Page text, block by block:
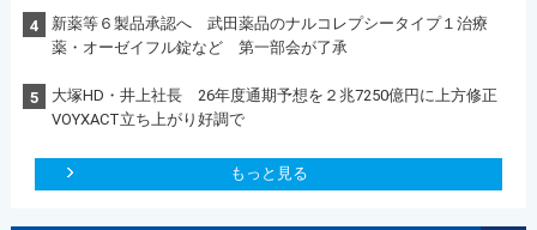
4
新薬等６製品承認へ 武田薬品のナルコレプシータイプ１治療
薬・オーゼイフル錠など 第一部会が了承
5
大塚HD・井上社長 26年度通期予想を２兆7250億円に上方修正
VOYXACT立ち上がり好調で
もっと見る